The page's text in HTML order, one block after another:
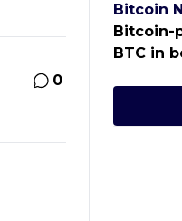
0
Bitcoin
Bitcoin-
BTC in